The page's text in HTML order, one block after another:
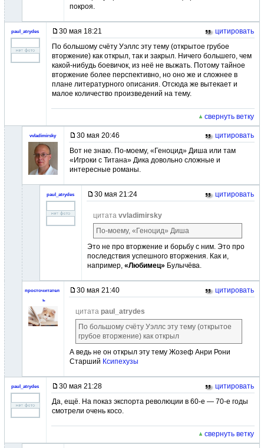
покроя.
paul_atrydes 30 мая 18:21
цитировать
По большому счёту Уэллс эту тему (открытое грубое
вторжение) как открыл, так и закрыл. Ничего большего, чем
какой-нибудь боевичок, из неё не выжать. Потому тайное
вторжение более перспективно, но оно же и сложнее в
плане литературного описания. Отсюда же вытекает и
малое количество произведений на тему.
свернуть ветку
vvladimirsky 30 мая 20:46
цитировать
Вот не знаю. По-моему, «Геноцид» Диша или там
«Игроки с Титана» Дика довольно сложные и
интересные романы.
paul_atrydes 30 мая 21:24 цитировать
цитата vvladimirsky
По-моему, «Геноцид» Диша
Это не про вторжение и борьбу с ним. Это про
последствия успешного вторжения. Как и,
например, «Любимец» Булычёва.
просточитател
ь
30 мая 21:40 цитировать
цитата paul_atrydes
По большому счёту Уэллс эту тему (открытое
грубое вторжение) как открыл
А ведь не он открыл эту тему Жозеф Анри Рони
Старший Ксипехузы
paul_atrydes 30 мая 21:28
цитировать
Да, ещё. На показ экспорта революции в 60-е — 70-е годы
смотрели очень косо.
свернуть ветку